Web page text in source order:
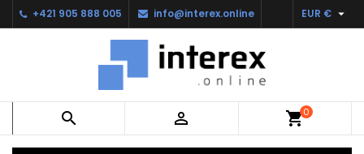
+421 905 888 005 info@interex.online EUR € 
  shopping_cart0